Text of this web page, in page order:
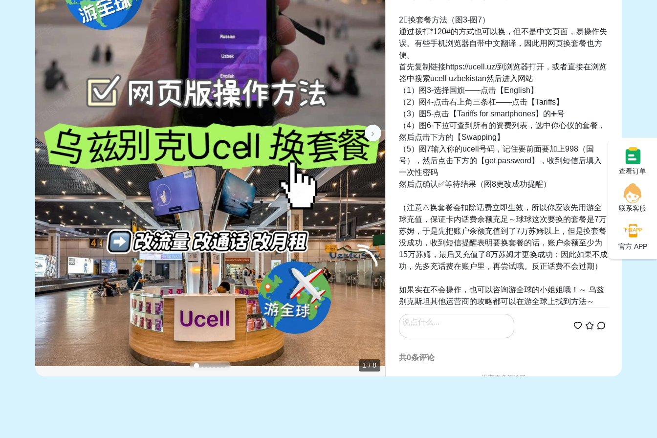
›
1 / 8
2⃣️换套餐方法（图3-图7）
通过拨打*120#的方式也可以换，但不是中文页面，易操作失
误。有些手机浏览器自带中文翻译，因此用网页换套餐也方
便。
首先复制链接https://ucell.uz/到浏览器打开，或者直接在浏览
器中搜索ucell uzbekistan然后进入网站
（1）图3-选择国旗——点击【English】
（2）图4-点击右上角三条杠——点击【Tariffs】
（3）图5-点击【Tariffs for smartphones】的➕号
（4）图6-下拉可查到所有的资费列表，选中你心仪的套餐，
然后点击下方的【Swapping】
（5）图7输入你的ucell号码，记住要前面要加上998（国
号），然后点击下方的【get password】，收到短信后填入
一次性密码
然后点确认✅等待结果（图8更改成功提醒）
（注意⚠️换套餐会扣除话费立即生效，所以你应该先用游全
球充值，保证卡内话费余额充足～球球这次要换的套餐是7万
苏姆，于是先把账户余额充值到了7万苏姆以上，但是换套餐
没成功，收到短信提醒表明要换套餐的话，账户余额至少为
15万苏姆，最后又充值了8万苏姆才更换成功；因此如果不成
功，先多充话费在账户里，再尝试哦。反正话费不会过期）
如果实在不会操作，也可以咨询游全球的小姐姐哦！～ 乌兹
别克斯坦其他运营商的攻略都可以在游全球上找到方法～
共0条评论
没有更多评论了
查看订单
联系客服
官方 APP